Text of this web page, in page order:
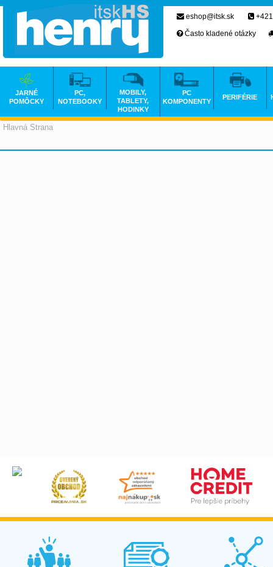
Hlavná Strana
eshop@itsk.sk
Často kladené otázky
JARNÉ
POMÔCKY
PC,
NOTEBOOKY
MOBILY,
TABLETY,
HODINKY
PC
KOMPONENTY
PERIFÉRIE